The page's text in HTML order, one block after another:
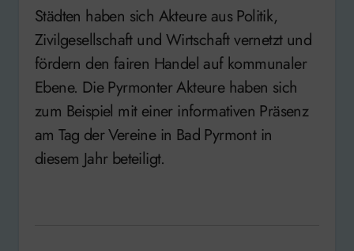
Städten haben sich Akteure aus Politik,
Zivilgesellschaft und Wirtschaft vernetzt und
fördern den fairen Handel auf kommunaler
Ebene. Die Pyrmonter Akteure haben sich
zum Beispiel mit einer informativen Präsenz
am Tag der Vereine in Bad Pyrmont in
diesem Jahr beteiligt.